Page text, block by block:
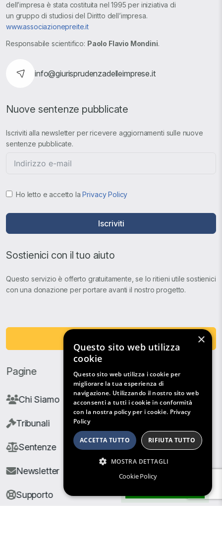
dell’impresa è stata costituita nel 1995 per iniziativa di
un gruppo di studiosi del Diritto dell’impresa.
www.associazionepreite.it
Responsabile scientifico: Paolo Flavio Mondini.
info@giurisprudenzadelleimprese.it
Nuove sentenze pubblicate
Iscriviti alla newsletter per ricevere aggiornamenti sulle nuove
sentenze pubblicate.
Ho letto e accetto laPrivacy Policy
Iscriviti
Sostienici con il tuo aiuto
Questo servizio è offerto gratuitamente, se lo ritieni utile sostienici
con una donazione per portare avanti il nostro progetto.
Pagine
Chi Siamo
Tribunali
Sentenze
Newsletter
Supporto
×
Questo sito web utilizza
cookie
Questo sito web utilizza i cookie per
migliorare la tua esperienza di
navigazione. Utilizzando il nostro sito web
acconsenti a tutti i cookie in conformità
con la nostra policy per i cookie. Privacy
Policy
ACCETTA TUTTO RIFIUTA TUTTO
MOSTRA DETTAGLI
Cookie Policy